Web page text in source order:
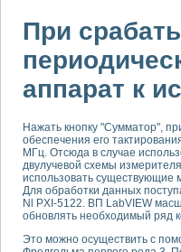
"Сигнал-USB"
Интроскан
система
USB"
терапии серии СКАН
тензометрия и т.п.)
измерения параметров
тяговых электродвигателей
При
аппарат к
Нажать кнопку "Сумматор",
обеспечения его
МГц. Отсюда в случае
двулучевой схемы
использовать существующие
Для обработки данных
Nl PXI-5122. ВП LabVIEW
обновлять необходимый ряд
Это можно осуществить с